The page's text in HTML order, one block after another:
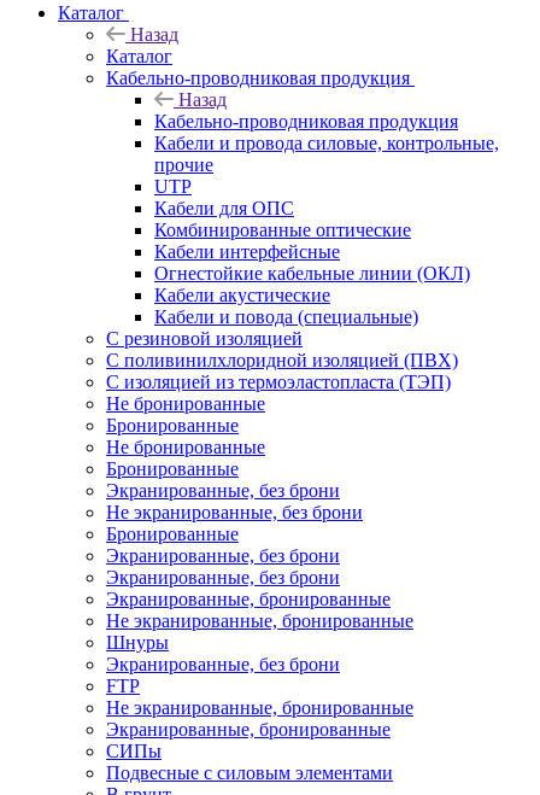
Каталог
Назад
Каталог
Кабельно-проводниковая продукция
Назад
Кабельно-проводниковая продукция
Кабели и провода силовые, контрольные,
прочие
UTP
Кабели для ОПС
Комбинированные оптические
Кабели интерфейсные
Огнестойкие кабельные линии (ОКЛ)
Кабели акустические
Кабели и повода (специальные)
С резиновой изоляцией
С поливинилхлоридной изоляцией (ПВХ)
С изоляцией из термоэластопласта (ТЭП)
Не бронированные
Бронированные
Не бронированные
Бронированные
Экранированные, без брони
Не экранированные, без брони
Бронированные
Экранированные, без брони
Экранированные, без брони
Экранированные, бронированные
Не экранированные, бронированные
Шнуры
Экранированные, без брони
FTP
Не экранированные, бронированные
Экранированные, бронированные
СИПы
Подвесные с силовым элементами